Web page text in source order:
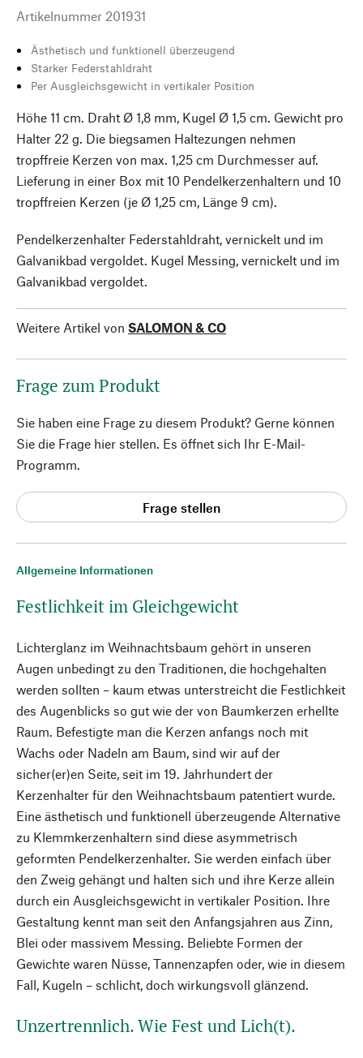
Allgemeine Informationen
Festlichkeit im Gleichgewicht
Lichterglanz im Weihnachtsbaum gehört in unseren
Augen unbedingt zu den Traditionen, die hochgehalten
werden sollten – kaum etwas unterstreicht die Festlichkeit
des Augenblicks so gut wie der von Baumkerzen erhellte
Raum. Befestigte man die Kerzen anfangs noch mit
Wachs oder Nadeln am Baum, sind wir auf der
sicher(er)en Seite, seit im 19. Jahrhundert der
Kerzenhalter für den Weihnachtsbaum patentiert wurde.
Eine ästhetisch und funktionell überzeugende Alternative
zu Klemmkerzenhaltern sind diese asymmetrisch
geformten Pendelkerzenhalter. Sie werden einfach über
den Zweig gehängt und halten sich und ihre Kerze allein
durch ein Ausgleichsgewicht in vertikaler Position. Ihre
Gestaltung kennt man seit den Anfangsjahren aus Zinn,
Blei oder massivem Messing. Beliebte Formen der
Gewichte waren Nüsse, Tannenzapfen oder, wie in diesem
Fall, Kugeln – schlicht, doch wirkungsvoll glänzend.
Unzertrennlich. Wie Fest und Lich(t).
Artikelnummer 201931
Ästhetisch und funktionell überzeugend
Starker Federstahldraht
Per Ausgleichsgewicht in vertikaler Position
Höhe 11 cm. Draht Ø 1,8 mm, Kugel Ø 1,5 cm. Gewicht pro
Halter 22 g. Die biegsamen Haltezungen nehmen
tropffreie Kerzen von max. 1,25 cm Durchmesser auf.
Lieferung in einer Box mit 10 Pendelkerzenhaltern und 10
tropffreien Kerzen (je Ø 1,25 cm, Länge 9 cm).
Pendelkerzenhalter Federstahldraht, vernickelt und im
Galvanikbad vergoldet. Kugel Messing, vernickelt und im
Galvanikbad vergoldet.
Weitere Artikel von SALOMON & CO
Frage zum Produkt
Sie haben eine Frage zu diesem Produkt? Gerne können
Sie die Frage hier stellen. Es öffnet sich Ihr E-Mail-
Programm.
Frage stellen